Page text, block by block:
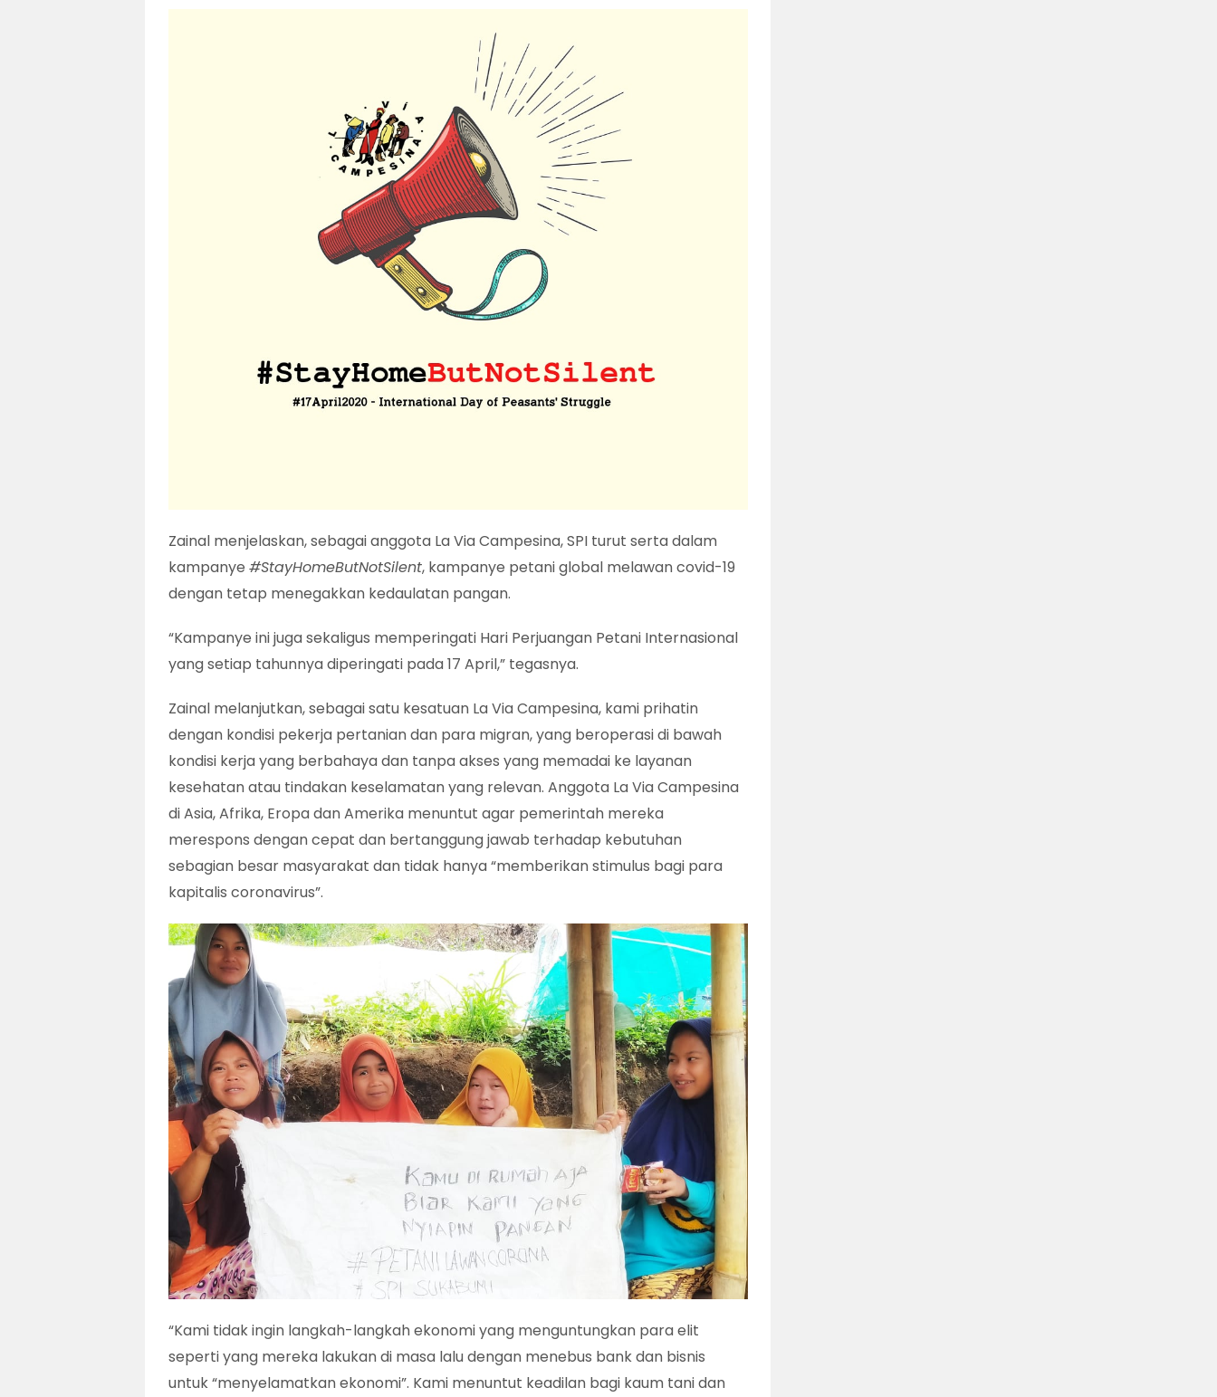
Zainal menjelaskan, sebagai anggota La Via Campesina, SPI turut serta dalam
kampanye #StayHomeButNotSilent, kampanye petani global melawan covid-19
dengan tetap menegakkan kedaulatan pangan.
“Kampanye ini juga sekaligus memperingati Hari Perjuangan Petani Internasional
yang setiap tahunnya diperingati pada 17 April,” tegasnya.
Zainal melanjutkan, sebagai satu kesatuan La Via Campesina, kami prihatin
dengan kondisi pekerja pertanian dan para migran, yang beroperasi di bawah
kondisi kerja yang berbahaya dan tanpa akses yang memadai ke layanan
kesehatan atau tindakan keselamatan yang relevan. Anggota La Via Campesina
di Asia, Afrika, Eropa dan Amerika menuntut agar pemerintah mereka
merespons dengan cepat dan bertanggung jawab terhadap kebutuhan
sebagian besar masyarakat dan tidak hanya “memberikan stimulus bagi para
kapitalis coronavirus”.
“Kami tidak ingin langkah-langkah ekonomi yang menguntungkan para elit
seperti yang mereka lakukan di masa lalu dengan menebus bank dan bisnis
untuk “menyelamatkan ekonomi”. Kami menuntut keadilan bagi kaum tani dan